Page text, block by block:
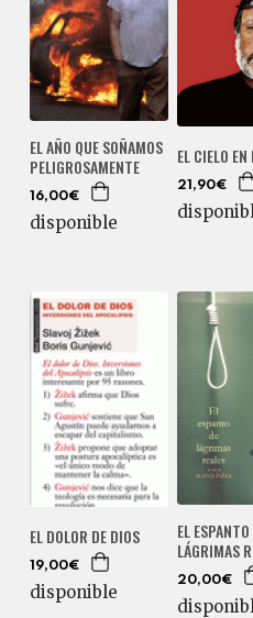
EL AÑO QUE SOÑAMOS
PELIGROSAMENTE
16,00€
disponible
EL CIELO EN
21,90€
EL DOLOR DE DIOS
19,00€
disponible
EL
LÁGRIMAS
20,00€